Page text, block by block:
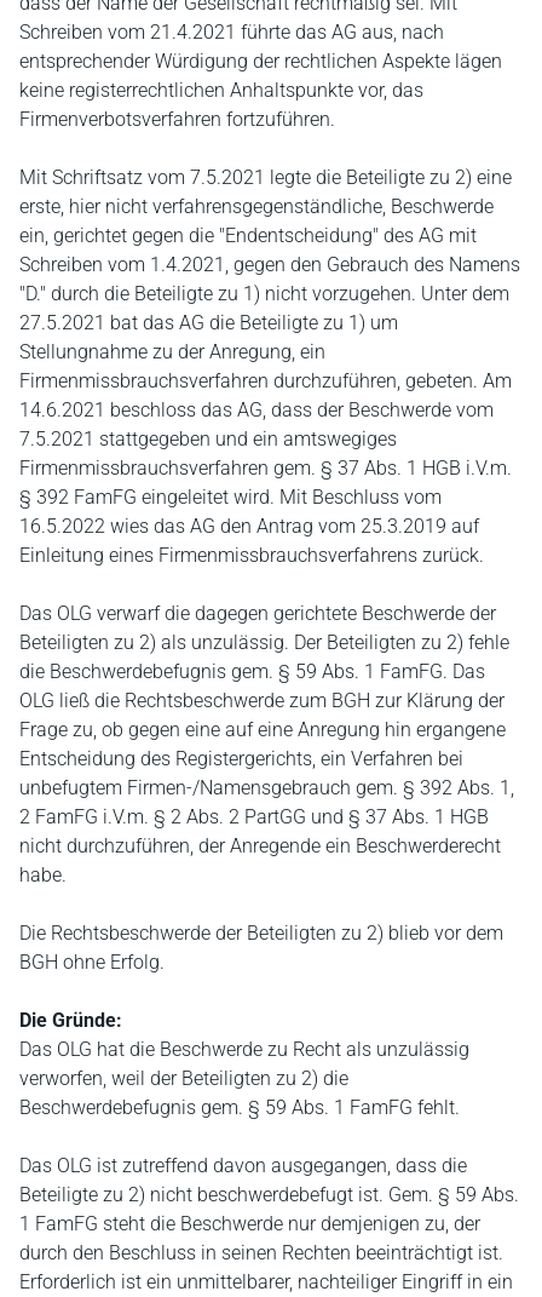
Schreiben vom 21.4.2021 führte das AG aus, nach
entsprechender Würdigung der rechtlichen Aspekte lägen
keine registerrechtlichen Anhaltspunkte vor, das
Firmenverbotsverfahren fortzuführen.
Mit Schriftsatz vom 7.5.2021 legte die Beteiligte zu 2) eine
erste, hier nicht verfahrensgegenständliche, Beschwerde
ein, gerichtet gegen die "Endentscheidung" des AG mit
Schreiben vom 1.4.2021, gegen den Gebrauch des Namens
"D." durch die Beteiligte zu 1) nicht vorzugehen. Unter dem
27.5.2021 bat das AG die Beteiligte zu 1) um
Stellungnahme zu der Anregung, ein
Firmenmissbrauchsverfahren durchzuführen, gebeten. Am
14.6.2021 beschloss das AG, dass der Beschwerde vom
7.5.2021 stattgegeben und ein amtswegiges
Firmenmissbrauchsverfahren gem. § 37 Abs. 1 HGB i.V.m.
§ 392 FamFG eingeleitet wird. Mit Beschluss vom
16.5.2022 wies das AG den Antrag vom 25.3.2019 auf
Einleitung eines Firmenmissbrauchsverfahrens zurück.
Das OLG verwarf die dagegen gerichtete Beschwerde der
Beteiligten zu 2) als unzulässig. Der Beteiligten zu 2) fehle
die Beschwerdebefugnis gem. § 59 Abs. 1 FamFG. Das
OLG ließ die Rechtsbeschwerde zum BGH zur Klärung der
Frage zu, ob gegen eine auf eine Anregung hin ergangene
Entscheidung des Registergerichts, ein Verfahren bei
unbefugtem Firmen-/Namensgebrauch gem. § 392 Abs. 1,
2 FamFG i.V.m. § 2 Abs. 2 PartGG und § 37 Abs. 1 HGB
nicht durchzuführen, der Anregende ein Beschwerderecht
habe.
Die Rechtsbeschwerde der Beteiligten zu 2) blieb vor dem
BGH ohne Erfolg.
Die Gründe:
Das OLG hat die Beschwerde zu Recht als unzulässig
verworfen, weil der Beteiligten zu 2) die
Beschwerdebefugnis gem. § 59 Abs. 1 FamFG fehlt.
Das OLG ist zutreffend davon ausgegangen, dass die
Beteiligte zu 2) nicht beschwerdebefugt ist. Gem. § 59 Abs.
1 FamFG steht die Beschwerde nur demjenigen zu, der
durch den Beschluss in seinen Rechten beeinträchtigt ist.
Erforderlich ist ein unmittelbarer, nachteiliger Eingriff in ein